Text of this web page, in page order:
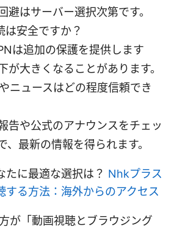
避はサーバー選択次第です。
安全ですか？
は追加の保護を提供します
が大きくなることがあります。
ニュースはどの程度信頼でき
告や公式のアナウンスをチェッ
、最新の情報を得られます。
たに最適な選択は？ Nhkプラス
る方法：海外からのアクセス
が「動画視聴とブラウジング